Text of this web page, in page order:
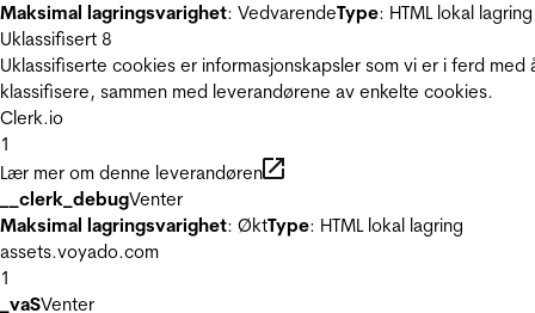
Maksimal lagringsvarighet: VedvarendeType: HTML lokal lagring
Uklassifisert 8
Uklassifiserte cookies er informasjonskapsler som vi er i ferd med
klassifisere, sammen med leverandørene av enkelte cookies.
Clerk.io
1
Lær mer om denne leverandøren
__clerk_debugVenter
Maksimal lagringsvarighet: ØktType: HTML lokal lagring
assets.voyado.com
1
_vaSVenter